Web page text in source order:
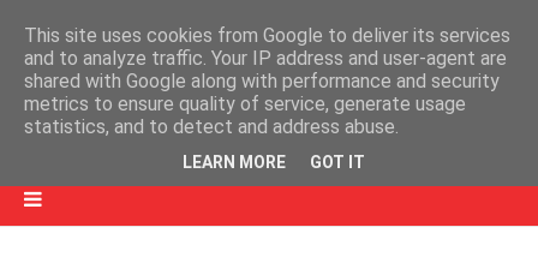
This site uses cookies from Google to deliver its services
and to analyze traffic. Your IP address and user-agent are
shared with Google along with performance and security
metrics to ensure quality of service, generate usage
statistics, and to detect and address abuse.
LEARN MORE GOT IT